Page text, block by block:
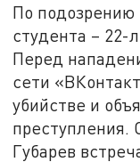
По подозрению
студента – 22-
Перед
сети
убийстве и
преступления.
Губарев